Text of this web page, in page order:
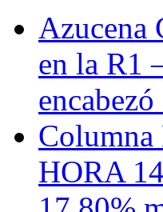
Azucena
en la R1
HORA 14